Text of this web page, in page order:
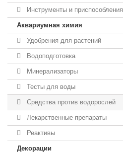
Инструменты и приспособления
Аквариумная химия
Удобрения для растений
Водоподготовка
Минерализаторы
Тесты для воды
Средства против водорослей
Лекарственные препараты
Реактивы
Декорации